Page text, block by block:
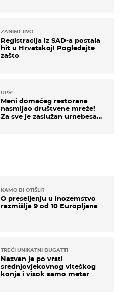
ZANIMLJIVO
Registracija iz SAD-a postala
hit u Hrvatskoj! Pogledajte
zašto
UPS!
Meni domaćeg restorana
nasmijao društvene mreže!
Za sve je zaslužan urnebesan
KAMO BI OTIŠLI?
O preseljenju u inozemstvo
razmišlja 9 od 10 Europljana
TREĆI UNIKATNI BUGATTI
Nazvan je po vrsti
srednjovjekovnog viteškog
konja i visok samo metar